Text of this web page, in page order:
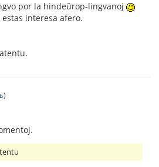
por la hindeŭrop-lingvanoj
interesa afero.
)